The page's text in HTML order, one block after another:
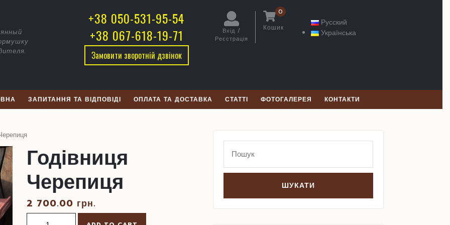
+38 050-531-95-54
+38 067-618-19-71
Замовити зворотній дзвінок
Вхід /
Реєстрація
Кошик
0
Русский
Українська
ЗАПИТАННЯ ТА ВІДПОВІДІ ОПЛАТА ТА ДОСТАВКА СТАТТІ ФОТОГАЛЕРЕЯ КОНТАКТИ
Годівниця
Черепиця
2 700.00 грн.
for: